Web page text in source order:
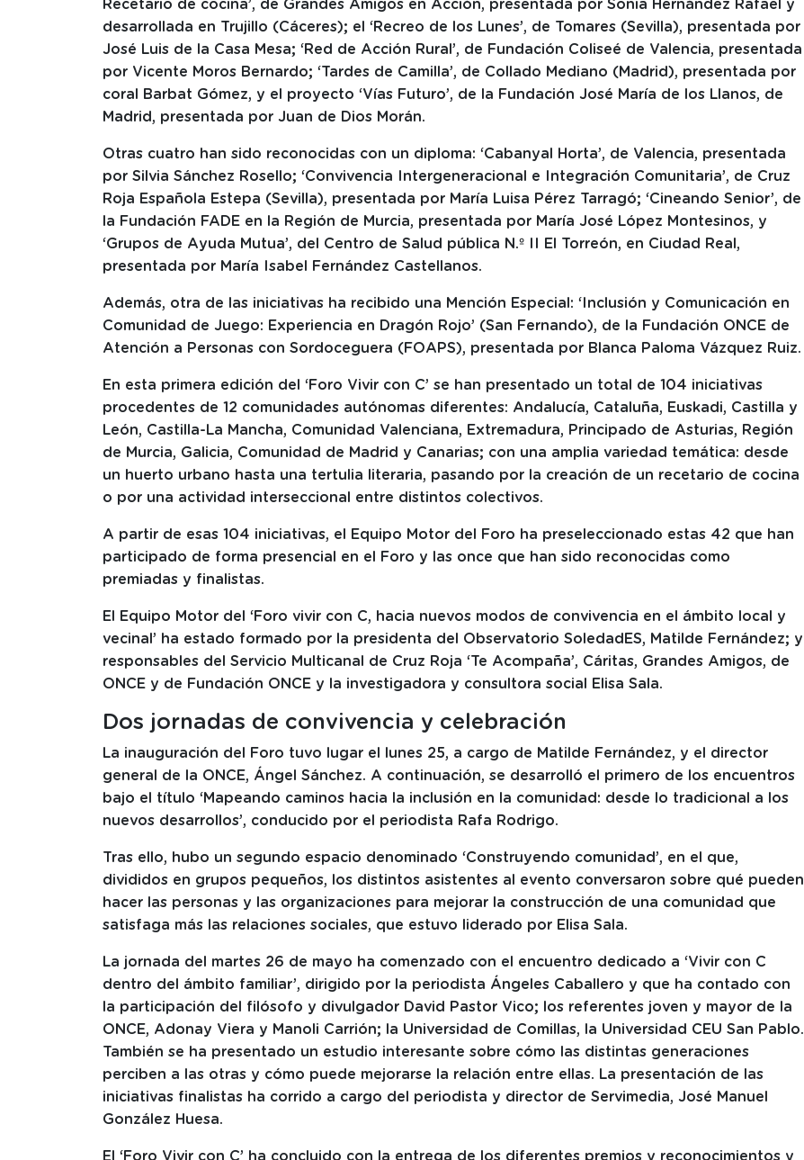
Recetario de cocina’, de Grandes Amigos en Acción, presentada por Sonia Hernández Rafael y
desarrollada en Trujillo (Cáceres); el ‘Recreo de los Lunes’, de Tomares (Sevilla), presentada por
José Luis de la Casa Mesa; ‘Red de Acción Rural’, de Fundación Coliseé de Valencia, presentada
por Vicente Moros Bernardo; ‘Tardes de Camilla’, de Collado Mediano (Madrid), presentada por
coral Barbat Gómez, y el proyecto ‘Vías Futuro’, de la Fundación José María de los Llanos, de
Madrid, presentada por Juan de Dios Morán.
Otras cuatro han sido reconocidas con un diploma: ‘Cabanyal Horta’, de Valencia, presentada
por Silvia Sánchez Rosello; ‘Convivencia Intergeneracional e Integración Comunitaria’, de Cruz
Roja Española Estepa (Sevilla), presentada por María Luisa Pérez Tarragó; ‘Cineando Senior’, de
la Fundación FADE en la Región de Murcia, presentada por María José López Montesinos, y
‘Grupos de Ayuda Mutua’, del Centro de Salud pública N.º II El Torreón, en Ciudad Real,
presentada por María Isabel Fernández Castellanos.
Además, otra de las iniciativas ha recibido una Mención Especial: ‘Inclusión y Comunicación en
Comunidad de Juego: Experiencia en Dragón Rojo’ (San Fernando), de la Fundación ONCE de
Atención a Personas con Sordoceguera (FOAPS), presentada por Blanca Paloma Vázquez Ruiz.
En esta primera edición del ‘Foro Vivir con C’ se han presentado un total de 104 iniciativas
procedentes de 12 comunidades autónomas diferentes: Andalucía, Cataluña, Euskadi, Castilla y
León, Castilla-La Mancha, Comunidad Valenciana, Extremadura, Principado de Asturias, Región
de Murcia, Galicia, Comunidad de Madrid y Canarias; con una amplia variedad temática: desde
un huerto urbano hasta una tertulia literaria, pasando por la creación de un recetario de cocina
o por una actividad interseccional entre distintos colectivos.
A partir de esas 104 iniciativas, el Equipo Motor del Foro ha preseleccionado estas 42 que han
participado de forma presencial en el Foro y las once que han sido reconocidas como
premiadas y finalistas.
El Equipo Motor del ‘Foro vivir con C, hacia nuevos modos de convivencia en el ámbito local y
vecinal’ ha estado formado por la presidenta del Observatorio SoledadES, Matilde Fernández; y
responsables del Servicio Multicanal de Cruz Roja ‘Te Acompaña’, Cáritas, Grandes Amigos, de
ONCE y de Fundación ONCE y la investigadora y consultora social Elisa Sala.
Dos jornadas de convivencia y celebración
La inauguración del Foro tuvo lugar el lunes 25, a cargo de Matilde Fernández, y el director
general de la ONCE, Ángel Sánchez. A continuación, se desarrolló el primero de los encuentros
bajo el título ‘Mapeando caminos hacia la inclusión en la comunidad: desde lo tradicional a los
nuevos desarrollos’, conducido por el periodista Rafa Rodrigo.
Tras ello, hubo un segundo espacio denominado ‘Construyendo comunidad’, en el que,
divididos en grupos pequeños, los distintos asistentes al evento conversaron sobre qué pueden
hacer las personas y las organizaciones para mejorar la construcción de una comunidad que
satisfaga más las relaciones sociales, que estuvo liderado por Elisa Sala.
La jornada del martes 26 de mayo ha comenzado con el encuentro dedicado a ‘Vivir con C
dentro del ámbito familiar’, dirigido por la periodista Ángeles Caballero y que ha contado con
la participación del filósofo y divulgador David Pastor Vico; los referentes joven y mayor de la
ONCE, Adonay Viera y Manoli Carrión; la Universidad de Comillas, la Universidad CEU San Pablo.
También se ha presentado un estudio interesante sobre cómo las distintas generaciones
perciben a las otras y cómo puede mejorarse la relación entre ellas. La presentación de las
iniciativas finalistas ha corrido a cargo del periodista y director de Servimedia, José Manuel
González Huesa.
El ‘Foro Vivir con C’ ha concluido con la entrega de los diferentes premios y reconocimientos y